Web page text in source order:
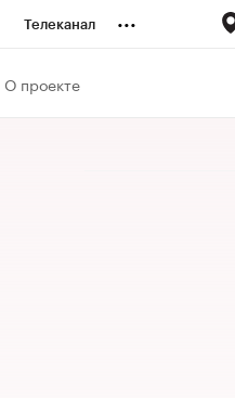
Телеканал ...
О проекте